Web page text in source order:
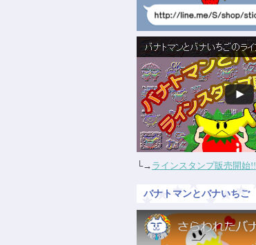
└→ ラインスタンプ販売開始!!
バナトマンとバナいちご